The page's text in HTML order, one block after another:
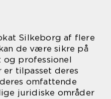
Silkeborg af flere
de være sikre på
professionel
tilpasset deres
omfattende
juridiske områder